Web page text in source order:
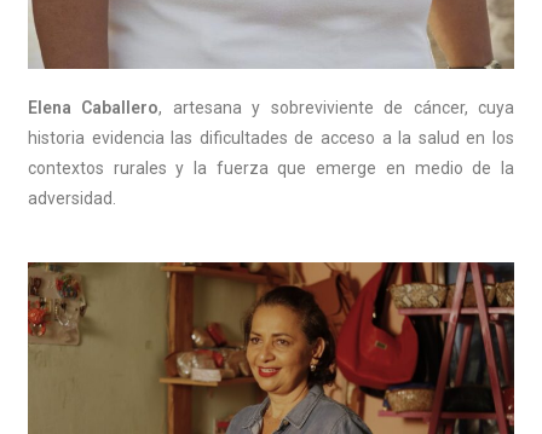
Elena Caballero, artesana y sobreviviente de cáncer, cuya
historia evidencia las dificultades de acceso a la salud en los
contextos rurales y la fuerza que emerge en medio de la
adversidad.